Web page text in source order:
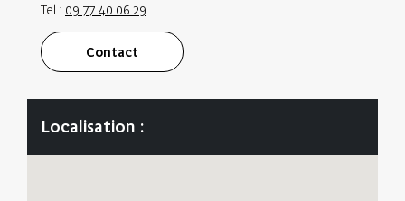
Tel : 09 77 40 06 29
Contact
Localisation :